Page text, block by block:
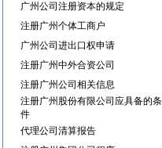
广州公司注册资本的规定
注册广州个体工商户
广州公司进出口权申请
注册广州中外合资公司
注册广州公司相关信息
注册广州股份有限公司应具备的条
件
代理公司清算报告